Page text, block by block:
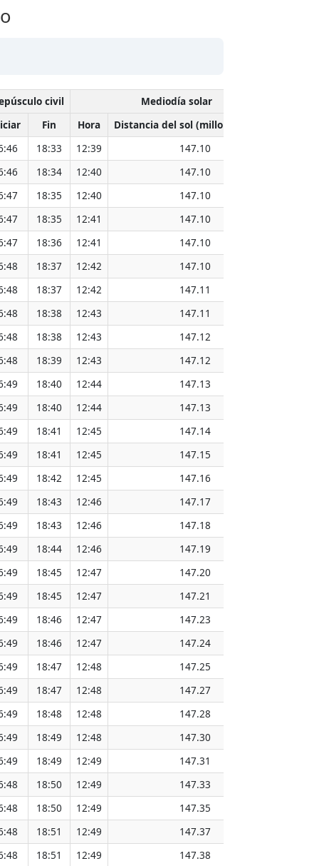
civil
Mediodía solar
Fin Hora
Distancia del sol (millones de km)
18:33 12:39
147.10
18:34 12:40
147.10
18:35 12:40
147.10
18:35 12:41
147.10
18:36 12:41
147.10
18:37 12:42
147.10
18:37 12:42
147.11
18:38 12:43
147.11
18:38 12:43
147.12
18:39 12:43
147.12
18:40 12:44
147.13
18:40 12:44
147.13
18:41 12:45
147.14
18:41 12:45
147.15
18:42 12:45
147.16
18:43 12:46
147.17
18:43 12:46
147.18
18:44 12:46
147.19
18:45 12:47
147.20
18:45 12:47
147.21
18:46 12:47
147.23
18:46 12:47
147.24
18:47 12:48
147.25
18:47 12:48
147.27
18:48 12:48
147.28
18:49 12:48
147.30
18:49 12:49
147.31
18:50 12:49
147.33
18:50 12:49
147.35
18:51 12:49
147.37
18:51 12:49 147.38